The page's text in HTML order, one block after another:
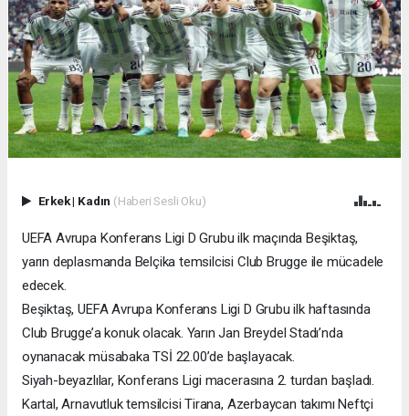
Erkek| Kadın (Haberi Sesli Oku)
UEFA Avrupa Konferans Ligi D Grubu ilk maçında Beşiktaş,
yarın deplasmanda Belçika temsilcisi Club Brugge ile mücadele
edecek.
Beşiktaş, UEFA Avrupa Konferans Ligi D Grubu ilk haftasında
Club Brugge’a konuk olacak. Yarın Jan Breydel Stadı’nda
oynanacak müsabaka TSİ 22.00’de başlayacak.
Siyah-beyazlılar, Konferans Ligi macerasına 2. turdan başladı.
Kartal, Arnavutluk temsilcisi Tirana, Azerbaycan takımı Neftçi